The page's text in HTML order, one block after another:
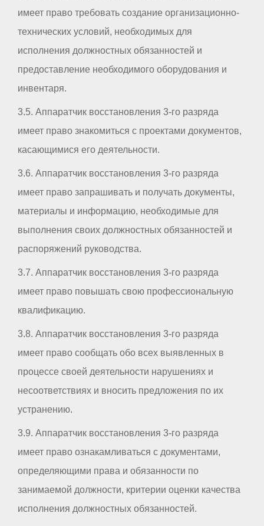
имеет право требовать создание организационно-
технических условий, необходимых для
исполнения должностных обязанностей и
предоставление необходимого оборудования и
инвентаря.
3.5. Аппаратчик восстановления 3-го разряда
имеет право знакомиться с проектами документов,
касающимися его деятельности.
3.6. Аппаратчик восстановления 3-го разряда
имеет право запрашивать и получать документы,
материалы и информацию, необходимые для
выполнения своих должностных обязанностей и
распоряжений руководства.
3.7. Аппаратчик восстановления 3-го разряда
имеет право повышать свою профессиональную
квалификацию.
3.8. Аппаратчик восстановления 3-го разряда
имеет право сообщать обо всех выявленных в
процессе своей деятельности нарушениях и
несоответствиях и вносить предложения по их
устранению.
3.9. Аппаратчик восстановления 3-го разряда
имеет право ознакамливаться с документами,
определяющими права и обязанности по
занимаемой должности, критерии оценки качества
исполнения должностных обязанностей.